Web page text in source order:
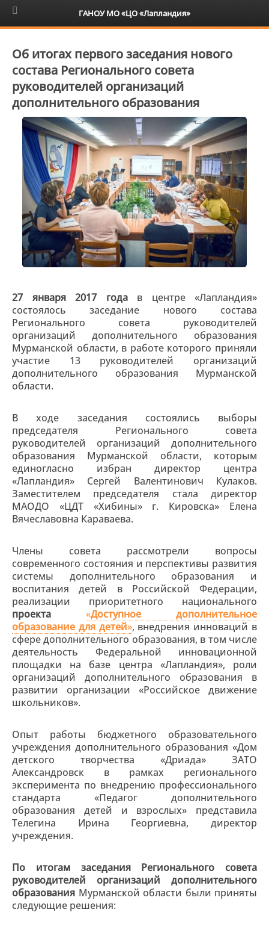
6+
Об итогах первого заседания нового
состава Регионального совета
руководителей организаций
дополнительного образования
27 января 2017 годав центре «Лапландия»
состоялось заседание нового состава
Регионального совета руководителей
организаций дополнительного образования
Мурманской области, в работе которого приняли
участие 13 руководителей организаций
дополнительного образования Мурманской
области.
В ходе заседания состоялись выборы
председателя Регионального совета
руководителей организаций дополнительного
образования Мурманской области, которым
единогласно избран директор центра
«Лапландия» Сергей Валентинович Кулаков.
Заместителем председателя стала директор
МАОДО «ЦДТ «Хибины» г. Кировска» Елена
Вячеславовна Караваева.
Члены совета рассмотрели вопросы
современного состояния и перспективы развития
системы дополнительного образования и
воспитания детей в Российской Федерации,
реализации приоритетного национального
проекта
«Доступное
дополнительное
образование для детей», внедрения инноваций в
сфере дополнительного образования, в том числе
деятельность Федеральной инновационной
площадки на базе центра «Лапландия», роли
организаций дополнительного образования в
развитии организации «Российское движение
школьников».
Опыт работы бюджетного образовательного
учреждения дополнительного образования «Дом
детского творчества «Дриада» ЗАТО
Александровск в рамках регионального
эксперимента по внедрению профессионального
стандарта «Педагог дополнительного
образования детей и взрослых» представила
Телегина Ирина Георгиевна, директор
учреждения.
По итогам заседания Регионального совета
руководителей организаций дополнительного
образования Мурманской области были приняты
следующие решения:
ГАНОУ МО «ЦО «Лапландия»